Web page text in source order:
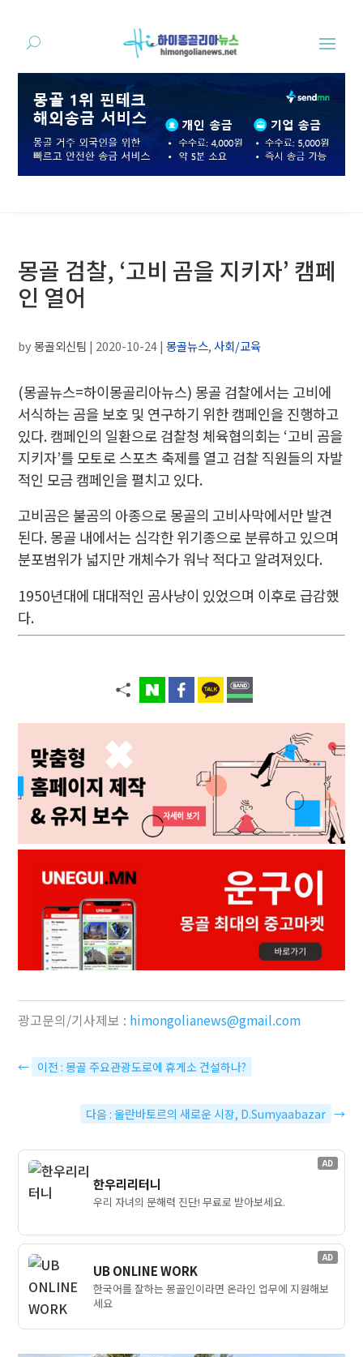
몽골 검찰, ‘고비 곰을 지키자’ 캠페
인 열어
by몽골외신팀 | 2020-10-24|몽골뉴스,사회/교육
(몽골뉴스=하이몽골리아뉴스) 몽골 검찰에서는 고비에
서식하는 곰을 보호 및 연구하기 위한 캠페인을 진행하고
있다. 캠페인의 일환으로 검찰청 체육협의회는 ‘고비 곰을
지키자’를 모토로 스포츠 축제를 열고 검찰 직원들의 자발
적인 모금 캠페인을 펼치고 있다.
고비곰은 불곰의 아종으로 몽골의 고비사막에서만 발견
된다. 몽골 내에서는 심각한 위기종으로 분류하고 있으며
분포범위가 넓지만 개체수가 워낙 적다고 알려져있다.
1950년대에 대대적인 곰사냥이 있었으며 이후로 급감했
다.
광고문의/기사제보 : himongolianews@gmail.com
← 이전 : 몽골 주요관광도로에 휴게소 건설하나?
다음 : 울란바토르의 새로운 시장, D.Sumyaabazar →
AD
한우리리터니
우리 자녀의 문해력 진단! 무료로 받아보세요.
AD
UB ONLINE WORK
한국어를 잘하는 몽골인이라면 온라인 업무에 지원해보
세요